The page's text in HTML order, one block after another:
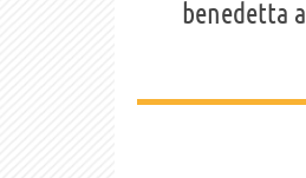
benedetta